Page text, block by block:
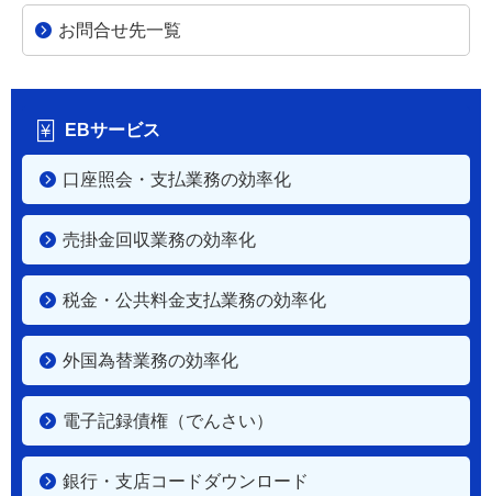
お問合せ先一覧
EBサービス
口座照会・支払業務の効率化
売掛金回収業務の効率化
税金・公共料金支払業務の効率化
外国為替業務の効率化
電子記録債権（でんさい）
銀行・支店コードダウンロード